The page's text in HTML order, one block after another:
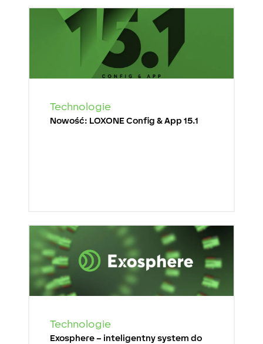
Technologie
Nowość: LOXONE Config & App 15.1
Technologie
Exosphere – inteligentny system do